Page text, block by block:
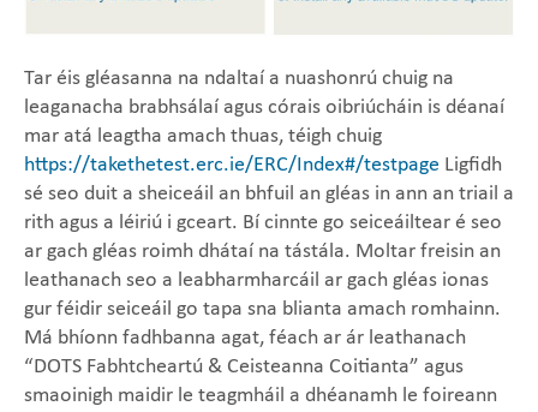
Tar éis gléasanna na ndaltaí a nuashonrú chuig na
leaganacha brabhsálaí agus córais oibriúcháin is déanaí
mar atá leagtha amach thuas, téigh chuig
https://takethetest.erc.ie/ERC/Index#/testpage Ligfidh
sé seo duit a sheiceáil an bhfuil an gléas in ann an triail a
rith agus a léiriú i gceart. Bí cinnte go seiceáiltear é seo
ar gach gléas roimh dhátaí na tástála. Moltar freisin an
leathanach seo a leabharmharcáil ar gach gléas ionas
gur féidir seiceáil go tapa sna blianta amach romhainn.
Má bhíonn fadhbanna agat, féach ar ár leathanach
“DOTS Fabhtcheartú & Ceisteanna Coitianta” agus
smaoinigh maidir le teagmháil a dhéanamh le foireann